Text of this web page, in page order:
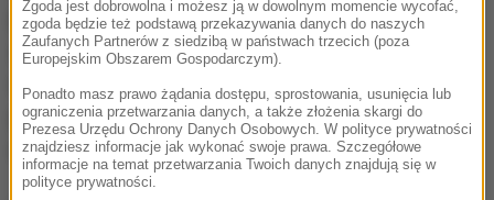
produkowania z solidnych i trwałych materiałów, a
zniechęcać do wmontowywania na stałe niektórych
elementów np. żarówek i baterii. Konsumenci nie
powinni wpadać w błędne koło niekończących się
napraw i konserwacji wadliwych produktów.
Zgoda jest dobrowolna i możesz ją w dowolnym momencie wycofać,
zgoda będzie też podstawą przekazywania danych do naszych
Zaufanych Partnerów z siedzibą w państwach trzecich (poza
Europejskim Obszarem Gospodarczym).
Ponadto masz prawo żądania dostępu, sprostowania, usunięcia lub
ograniczenia przetwarzania danych, a także złożenia skargi do
Prezesa Urzędu Ochrony Danych Osobowych. W polityce prywatności
znajdziesz informacje jak wykonać swoje prawa. Szczegółowe
informacje na temat przetwarzania Twoich danych znajdują się w
polityce prywatności.